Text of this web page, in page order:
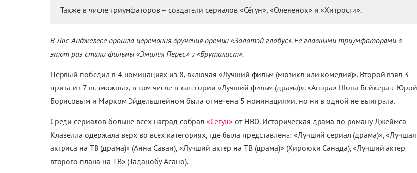
Также в числе триумфаторов – создатели сериалов «Сёгун», «Олененок» и «Хитрости».
В Лос-Анджелесе прошла церемония вручения премии «Золотой глобус». Ее главными триумфаторами в
этот раз стали фильмы «Эмилия Перес» и «Бруталист».
Первый победил в 4 номинациях из 8, включая «Лучший фильм (мюзикл или комедия)». Второй взял 3
приза из 7 возможных, в том числе в категории «Лучший фильм (драма)». «Анора» Шона Бейкера с Юрой
Борисовым и Марком Эйдельштейном была отмечена 5 номинациями, но ни в одной не выиграла.
Среди сериалов больше всех наград собрал «Сёгун» от HBO. Историческая драма по роману Джеймса
Клавелла одержала верх во всех категориях, где была представлена: «Лучший сериал (драма)», «Лучшая
актриса на ТВ (драма)» (Анна Саваи), «Лучший актер на ТВ (драма)» (Хироюки Санада), «Лучший актер
второго плана на ТВ» (Таданобу Асано).